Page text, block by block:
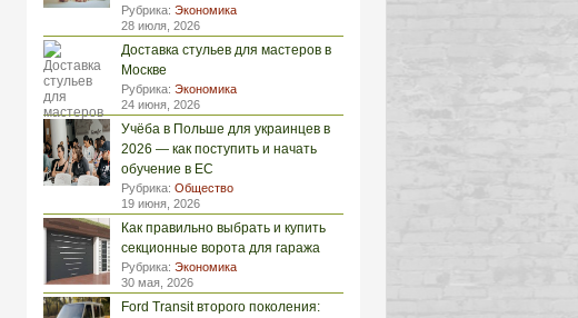
Рубрика: Экономика
28 июля, 2026
Доставка стульев для мастеров в
Москве
Рубрика: Экономика
24 июня, 2026
Учёба в Польше для украинцев в
2026 — как поступить и начать
обучение в ЕС
Рубрика: Общество
19 июня, 2026
Как правильно выбрать и купить
секционные ворота для гаража
Рубрика: Экономика
30 мая, 2026
Ford Transit второго поколения: